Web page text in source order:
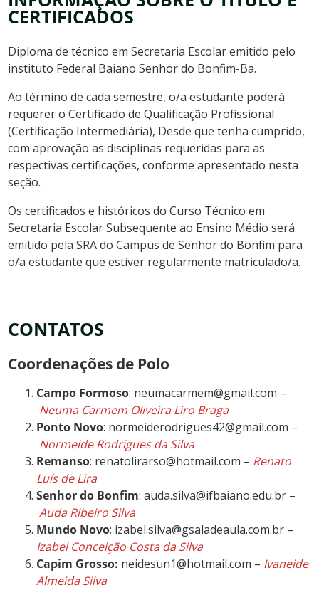
CERTIFICADOS
Diploma de técnico em Secretaria Escolar emitido pelo
instituto Federal Baiano Senhor do Bonfim-Ba.
Ao término de cada semestre, o/a estudante poderá
requerer o Certificado de Qualificação Profissional
(Certificação Intermediária), Desde que tenha cumprido,
com aprovação as disciplinas requeridas para as
respectivas certificações, conforme apresentado nesta
seção.
Os certificados e históricos do Curso Técnico em
Secretaria Escolar Subsequente ao Ensino Médio será
emitido pela SRA do Campus de Senhor do Bonfim para
o/a estudante que estiver regularmente matriculado/a.
CONTATOS
Coordenações de Polo
Campo Formoso: neumacarmem@gmail.com –
Neuma Carmem Oliveira Liro Braga
Ponto Novo: normeiderodrigues42@gmail.com –
Normeide Rodrigues da Silva
Remanso: renatolirarso@hotmail.com – Renato
Luís de Lira
Senhor do Bonfim: auda.silva@ifbaiano.edu.br –
Auda Ribeiro Silva
Mundo Novo: izabel.silva@gsaladeaula.com.br –
Izabel Conceição Costa da Silva
Capim Grosso: neidesun1@hotmail.com – Ivaneide
Almeida Silva